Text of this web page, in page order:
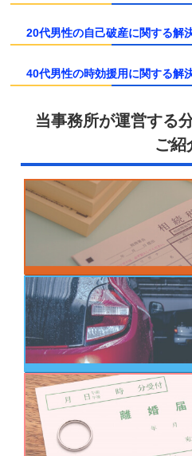
20代男性の自己破産に関する解
40代男性の時効援用に関する解
当事務所が運営する
ご紹